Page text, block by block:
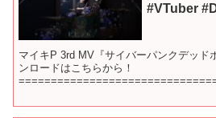
#VTuber
マイキP 3rd MV『サイバーパンクデッド
ンロードはこちらから！